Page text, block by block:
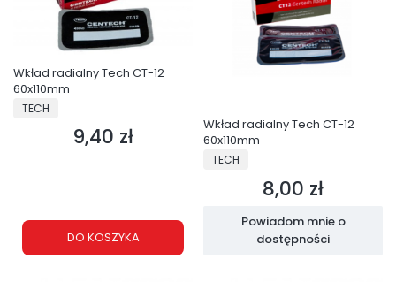
Wkład radialny Tech CT-12
60x110mm
PRODUCENT
TECH
Cena
9,40 zł
DO KOSZYKA
Wkład radialny Tech CT-12
60x110mm
PRODUCENT
TECH
Cena
8,00 zł
Powiadom mnie o
dostępności